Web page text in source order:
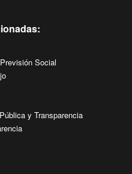
Social
y Transparencia